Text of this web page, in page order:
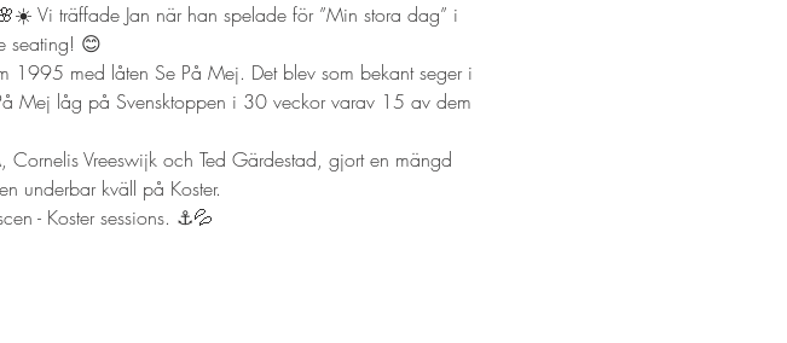
Vi träffade Jan när han spelade för ”Min stora dag” i
seating! 😊
1995 med låten Se På Mej. Det blev som bekant seger i
Mej låg på Svensktoppen i 30 veckor varav 15 av dem
Cornelis Vreeswijk och Ted Gärdestad, gjort en mängd
underbar kväll på Koster.
- Koster sessions. ⚓️💦